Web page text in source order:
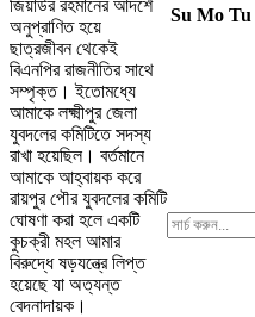
জিয়াউর রহমানের আদর্শে
অনুপ্রাণিত হয়ে
ছাত্রজীবন থেকেই
বিএনপির রাজনীতির সাথে
সম্পৃক্ত। ইতোমধ্যে
আমাকে লক্ষ্মীপুর জেলা
যুবদলের কমিটিতে সদস্য
রাখা হয়েছিল। বর্তমানে
আমাকে আহ্বায়ক করে
রায়পুর পৌর যুবদলের কমিটি
ঘোষণা করা হলে একটি
কুচক্রী মহল আমার
বিরুদ্ধে ষড়যন্ত্রে লিপ্ত
হয়েছে যা অত্যন্ত
বেদনাদায়ক।
Su Mo Tu
Search
For: